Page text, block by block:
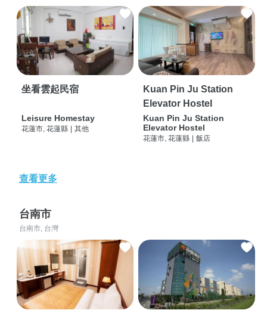
坐看雲起民宿
Leisure Homestay
花蓮市, 花蓮縣 其他
Kuan Pin Ju Station
Elevator Hostel
Kuan Pin Ju Station
Elevator Hostel
花蓮市, 花蓮縣 飯店
查看更多
台南市
台南市, 台灣